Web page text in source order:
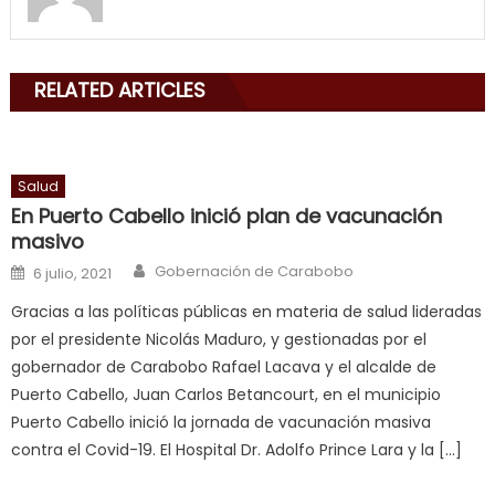
mouth
will
smith
is
cuckold,
nice
milf
in
squirting,
आपक
न
RELATED ARTICLES
Salud
En Puerto Cabello inició plan de vacunación
masivo
Posted on
6 julio, 2021 Author
Gobernación de Carabobo
Gracias a las políticas públicas en materia de salud lideradas
por el presidente Nicolás Maduro, y gestionadas por el
gobernador de Carabobo Rafael Lacava y el alcalde de
Puerto Cabello, Juan Carlos Betancourt, en el municipio
Puerto Cabello inició la jornada de vacunación masiva
contra el Covid-19. El Hospital Dr. Adolfo Prince Lara y la […]